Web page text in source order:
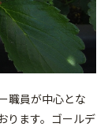
職員が中心とな
ります。ゴールデ